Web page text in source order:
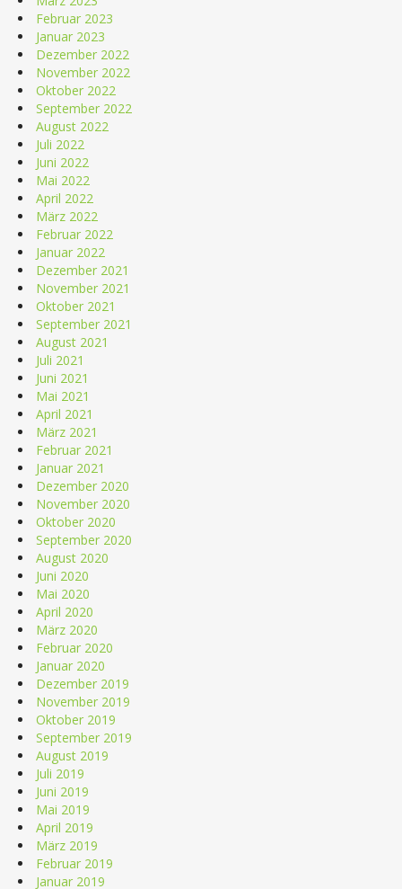
Februar 2023
Januar 2023
Dezember 2022
November 2022
Oktober 2022
September 2022
August 2022
Juli 2022
Juni 2022
Mai 2022
April 2022
März 2022
Februar 2022
Januar 2022
Dezember 2021
November 2021
Oktober 2021
September 2021
August 2021
Juli 2021
Juni 2021
Mai 2021
April 2021
März 2021
Februar 2021
Januar 2021
Dezember 2020
November 2020
Oktober 2020
September 2020
August 2020
Juni 2020
Mai 2020
April 2020
März 2020
Februar 2020
Januar 2020
Dezember 2019
November 2019
Oktober 2019
September 2019
August 2019
Juli 2019
Juni 2019
Mai 2019
April 2019
März 2019
Februar 2019
Januar 2019